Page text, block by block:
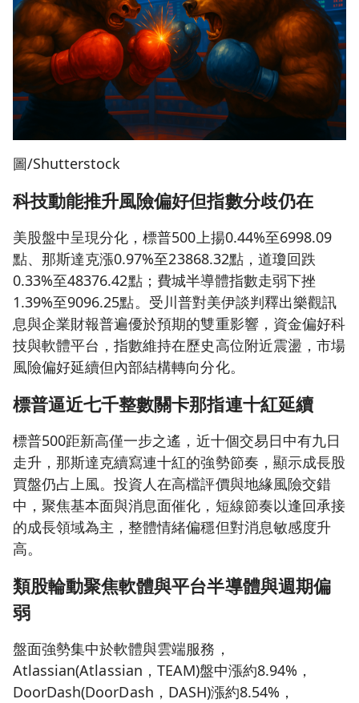
圖/Shutterstock
科技動能推升風險偏好但指數分歧仍在
美股盤中呈現分化，標普500上揚0.44%至6998.09
點、那斯達克漲0.97%至23868.32點，道瓊回跌
0.33%至48376.42點；費城半導體指數走弱下挫
1.39%至9096.25點。受川普對美伊談判釋出樂觀訊
息與企業財報普遍優於預期的雙重影響，資金偏好科
技與軟體平台，指數維持在歷史高位附近震盪，市場
風險偏好延續但內部結構轉向分化。
標普逼近七千整數關卡那指連十紅延續
標普500距新高僅一步之遙，近十個交易日中有九日
走升，那斯達克續寫連十紅的強勢節奏，顯示成長股
買盤仍占上風。投資人在高檔評價與地緣風險交錯
中，聚焦基本面與消息面催化，短線節奏以逢回承接
的成長領域為主，整體情緒偏穩但對消息敏感度升
高。
類股輪動聚焦軟體與平台半導體與週期偏
弱
盤面強勢集中於軟體與雲端服務，
Atlassian(Atlassian，TEAM)盤中漲約8.94%，
DoorDash(DoorDash，DASH)漲約8.54%，